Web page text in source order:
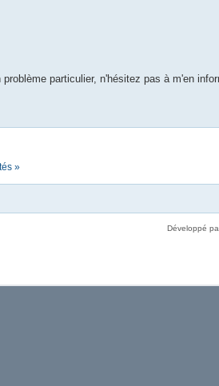
particulier, n'hésitez pas à m'en
»
Développé